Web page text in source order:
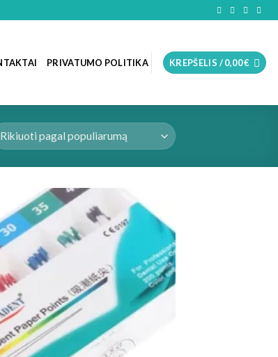
PRIVATUMO POLITIKA KREPŠELIS /0,00€